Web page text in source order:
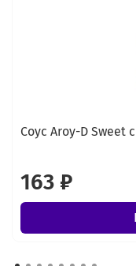
Соус Aroy-D Sweet
163 ₽